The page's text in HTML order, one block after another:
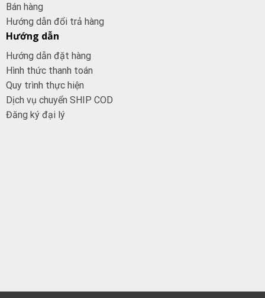
Bán hàng
Hướng dẫn đổi trả hàng
Hướng dẫn
Hướng dẫn đặt hàng
Hình thức thanh toán
Quy trình thực hiện
Dịch vụ chuyển SHIP COD
Đăng ký đại lý